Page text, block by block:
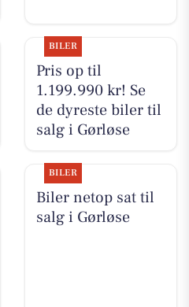
BILER
Pris op til
1.199.990 kr! Se
de dyreste biler til
salg i Gørløse
BILER
Biler netop sat til
salg i Gørløse